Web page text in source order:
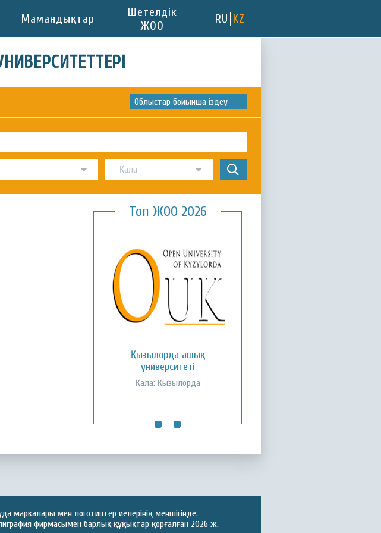
Мамандықтар
Шетелдік
ЖОО
RU KZ
Облыстар бойынша іздеу
Топ ЖОО 2026
Қызылорда ашық
университеті
Қала: Қызылорда
Қожа Ахмет Ясауи атындағы
Халықаралық қазақ-түрік
университеті
маркалары мен логотиптер иелерінің меншігінде.
фирмасымен барлық құқықтар қорғалған 2026 ж.